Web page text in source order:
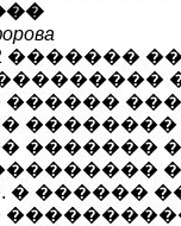
�������
��������
�������
� ������